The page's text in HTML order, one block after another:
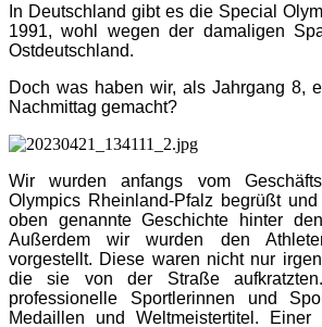
In Deutschland gibt es die Special
1991, wohl wegen der damaligen
Ostdeutschland.
Doch was haben wir, als Jahrgang 8,
Nachmittag gemacht?
Wir wurden anfangs vom
Olympics Rheinland-Pfalz begrüßt
oben genannte Geschichte hinter
Außerdem wir wurden den
vorgestellt. Diese waren nicht nur
die sie von der Straße
professionelle Sportlerinnen und
Medaillen und Weltmeistertitel.